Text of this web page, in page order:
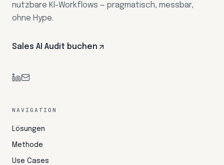
nutzbare KI-Workflows — pragmatisch, messbar,
ohne Hype.
Sales AI Audit buchen
NAVIGATION
Lösungen
Methode
Use Cases